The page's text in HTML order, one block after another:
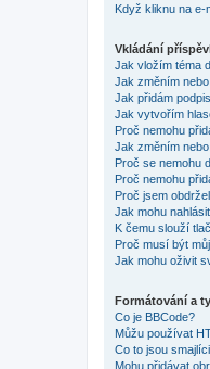
Když kliknu na
Vkládání
Jak vložím téma
Jak změním
Jak přidám
Jak vytvořím
Proč nemohu
Jak změním
Proč se nemohu
Proč nemohu
Proč jsem
Jak mohu
K čemu slouží
Proč musí být
Jak mohu oživit
Formátování a
Co je BBCode?
Můžu používat
Co to jsou
Mohu přidávat